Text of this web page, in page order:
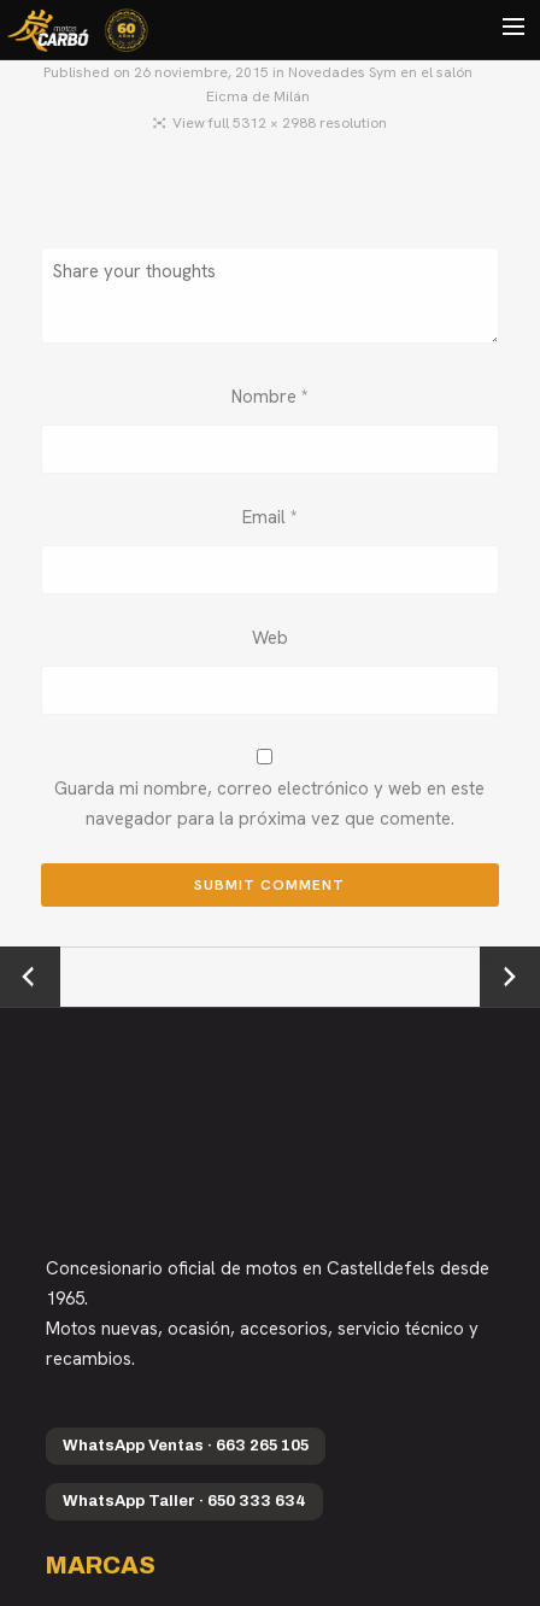
CONTACTO
Published on 26 noviembre, 2015 in Novedades Sym en el salón
Eicma de Milán
View full 5312 × 2988 resolution
Nombre *
Email *
Web
Guarda mi nombre, correo electrónico y web en este
navegador para la próxima vez que comente.
←
Previou
Next →
Concesionario oficial de motos en Castelldefels desde
1965.
Motos nuevas, ocasión, accesorios, servicio técnico y
recambios.
WhatsApp Ventas · 663 265 105
WhatsApp Taller · 650 333 634
MARCAS